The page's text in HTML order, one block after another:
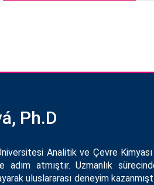
Ph.D
Analitik ve Çevre
adım atmıştır. Uzmanlık
uluslararası deneyim